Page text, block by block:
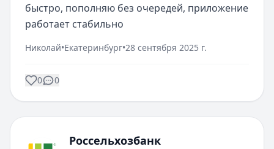
быстро, пополняю без очередей, приложение
работает стабильно
Николай•Екатеринбург•28 сентября 2025 г.
0 0
Россельхозбанк